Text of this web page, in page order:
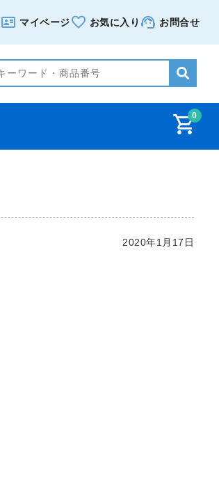
マイページ お気に入り お問合せ
0
2020年1月17日